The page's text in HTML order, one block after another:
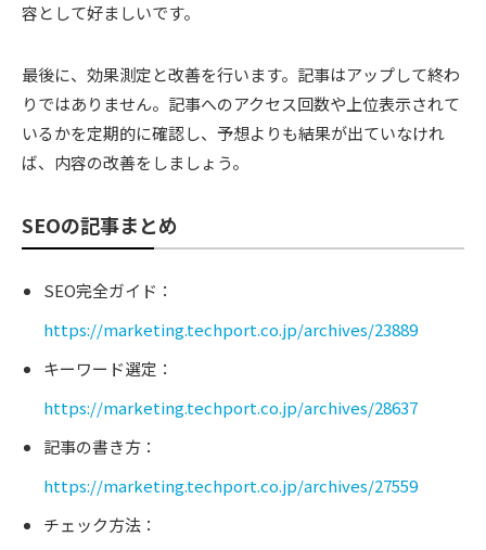
容として好ましいです。
最後に、効果測定と改善を行います。記事はアップして終わ
りではありません。記事へのアクセス回数や上位表示されて
いるかを定期的に確認し、予想よりも結果が出ていなけれ
ば、内容の改善をしましょう。
SEOの記事まとめ
SEO完全ガイド：
https://marketing.techport.co.jp/archives/23889
キーワード選定：
https://marketing.techport.co.jp/archives/28637
記事の書き方：
https://marketing.techport.co.jp/archives/27559
チェック方法：